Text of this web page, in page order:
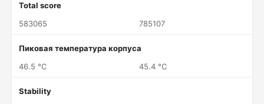
Total score
583065
785107
Пиковая температура корпуса
46.5 °C
45.4 °C
Stability